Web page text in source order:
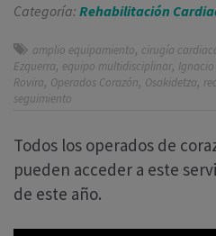
Categoría: Rehabilitación
amplio equipamiento, cirugía
Ezquerra, equipo multidisciplinar, Ignacio
Rovira, Operados Corazón, Osakidetza,
seguimiento
Todos los operados de
pueden acceder a este
de este año.